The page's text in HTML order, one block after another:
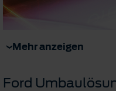
Mehr anzeigen
Ford